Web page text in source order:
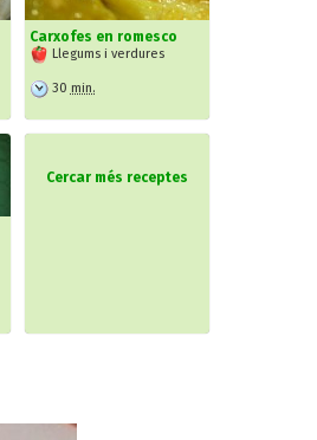
Carxofes en romesco
Llegums i verdures
30 min.
Cercar més receptes